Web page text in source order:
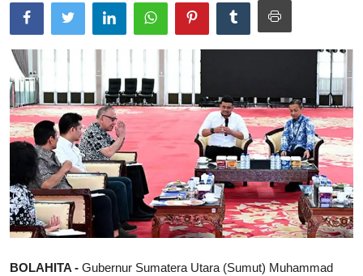
BOLAHITA - Gubernur Sumatera Utara (Sumut) Muhammad